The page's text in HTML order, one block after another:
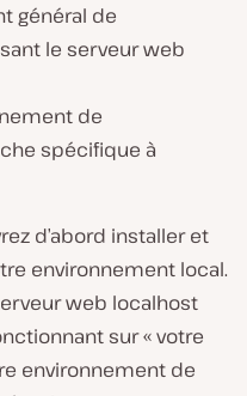
général de
le serveur web
de
spécifique à
d’abord installer et
environnement local.
web localhost
sur « votre
environnement de